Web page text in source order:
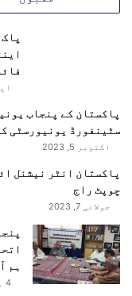
پاکستان کے پنجاب
سٹینفورڈ یونیورسٹی
اکتوبر 5, 2023
پاکستان انٹر نیشنل
چوپٹ راج
جولائی 7, 2023
ہم
4 ہفتے ago